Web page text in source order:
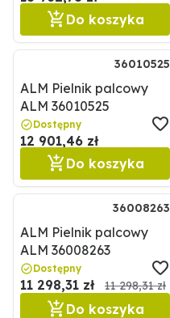
Do koszyka
36010525
ALM Pielnik palcowy
ALM 36010525
Dostępny
12 901,46 zł
Do koszyka
36008263
ALM Pielnik palcowy
ALM 36008263
Dostępny
11 298,31 zł 11 298,31 zł
Do koszyka